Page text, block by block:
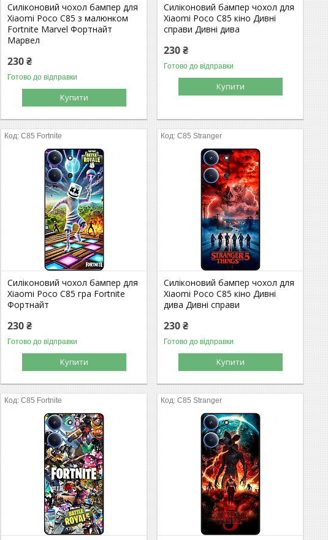
Силіконовий чохол бампер для
Xiaomi Poco C85 з малюнком
Fortnite Marvel Фортнайт
Марвел
230 ₴
Готово до відправки
Купити
Силіконовий бампер чохол для
Xiaomi Poco C85 кіно Дивні
справи Дивні дива
230 ₴
Готово до відправки
Купити
C85 Fortnite
Силіконовий чохол бампер для
Xiaomi Poco C85 гра Fortnite
Фортнайт
230 ₴
Готово до відправки
Купити
C85 Stranger
Силіконовий бампер чохол для
Xiaomi Poco C85 кіно Дивні
дива Дивні справи
230 ₴
Готово до відправки
Купити
C85 Fortnite C85 Stranger